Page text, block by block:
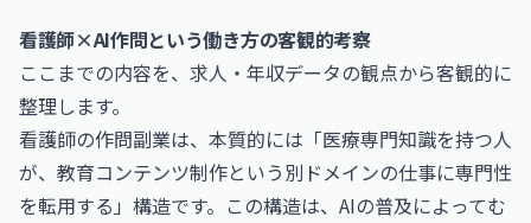
看護師×AI作問という働き方の客観的考察
ここまでの内容を、求人・年収データの観点から客観的に
整理します。
看護師の作問副業は、本質的には「医療専門知識を持つ人
が、教育コンテンツ制作という別ドメインの仕事に専門性
を転用する」構造です。この構造は、AIの普及によってむ